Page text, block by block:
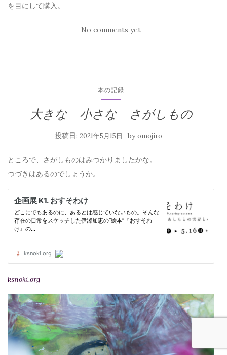
を目にして購入。
No comments yet
本の記録
大きな 小さな さがしもの
投稿日: 2021年5月15日 byomojiro
ところで、さがしものはみつかりましたかな。
つづきはあるのでしょうか。
ksnoki.org